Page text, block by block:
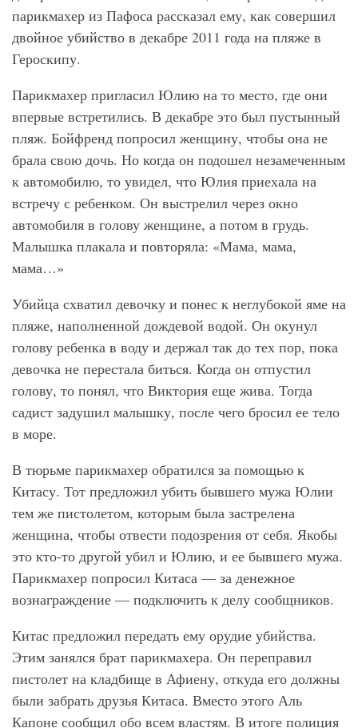
парикмахер из Пафоса рассказал ему, как совершил
двойное убийство в декабре 2011 года на пляже в
Героскипу.
Парикмахер пригласил Юлию на то место, где они
впервые встретились. В декабре это был пустынный
пляж. Бойфренд попросил женщину, чтобы она не
брала свою дочь. Но когда он подошел незамеченным
к автомобилю, то увидел, что Юлия приехала на
встречу с ребенком. Он выстрелил через окно
автомобиля в голову женщине, а потом в грудь.
Малышка плакала и повторяла: «Мама, мама,
мама…»
Убийца схватил девочку и понес к неглубокой яме на
пляже, наполненной дождевой водой. Он окунул
голову ребенка в воду и держал так до тех пор, пока
девочка не перестала биться. Когда он отпустил
голову, то понял, что Виктория еще жива. Тогда
садист задушил малышку, после чего бросил ее тело
в море.
В тюрьме парикмахер обратился за помощью к
Китасу. Тот предложил убить бывшего мужа Юлии
тем же пистолетом, которым была застрелена
женщина, чтобы отвести подозрения от себя. Якобы
это кто-то другой убил и Юлию, и ее бывшего мужа.
Парикмахер попросил Китаса — за денежное
вознаграждение — подключить к делу сообщников.
Китас предложил передать ему орудие убийства.
Этим занялся брат парикмахера. Он переправил
пистолет на кладбище в Афиену, откуда его должны
были забрать друзья Китаса. Вместо этого Аль
Капоне сообщил обо всем властям. В итоге полиция